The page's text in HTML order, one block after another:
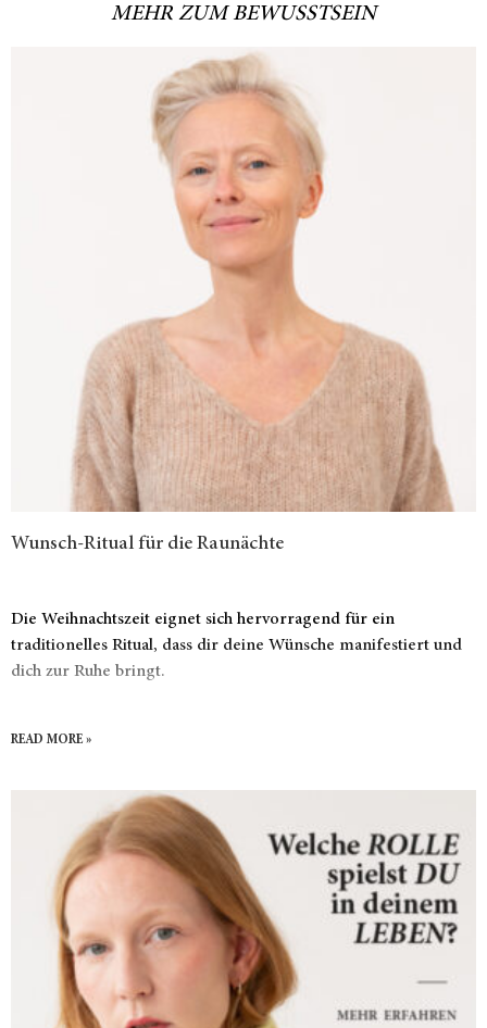
MEHR ZUM BEWUSSTSEIN
Wunsch-Ritual für die Raunächte
Die Weihnachtszeit eignet sich hervorragend für ein
traditionelles Ritual, dass dir deine Wünsche manifestiert und
dich zur Ruhe bringt.
READ MORE »